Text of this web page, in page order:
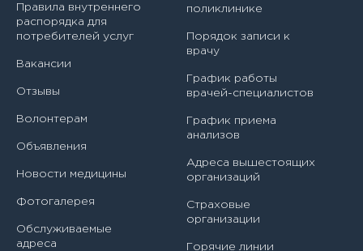
Правила внутреннего
распорядка для
потребителей услуг
Вакансии
Отзывы
Волонтерам
Объявления
Новости медицины
Фотогалерея
Обслуживаемые
адреса
поликлинике
Порядок записи к
врачу
График работы
врачей-специалистов
График приема
анализов
Адреса вышестоящих
организаций
Страховые
организации
Горячие линии
Врач
Авилова Ирина Алексеевна
Акашева Вера Геннадьевна
Акбаева София Казбековна
Алиева Патимат Рабазангаджиевна
Филиал
Детская городская поликлиника № 38 Филиал № 1
Детская городская поликлиника № 38 Филиал № 2
Детская городская поликлиника № 38 Филиал № 3
Врач - детский уролог-андролог
Врач - детский хирургЗАПИСАТЬСЯ НА ПРИЕМ
обработку персональных данных